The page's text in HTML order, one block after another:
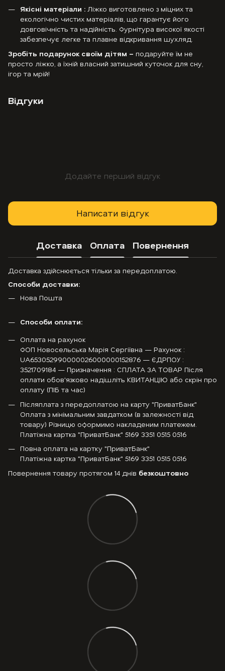
Якісні матеріали : Ліжко виготовлено з міцних та
екологічно чистих матеріалів, що гарантує його
довговічність та надійність. Фурнітура високої якості
забезпечує легке та плавне відкривання шухляд.
Зробіть подарунок своїм дітям – подаруйте їм не
просто ліжко, а їхній власний затишний куточок для сну,
ігор та мрій!
Відгуки
Додайте перший відгук
Написати відгук
Доставка Оплата Повернення
Доставка здійснюється тільки за передоплатою.
Способи доставки:
Нова Пошта
Способи оплати:
Оплата на рахунок
ФОП Новосельська Марія Сергіївна — Рахунок :
UA653052990000026000000152876 — ЄДРПОУ :
3521709184 — Призначення : СПЛАТА ЗА ТОВАР Після
оплати обов'язково надішліть КВИТАНЦІЮ або скрін про
оплату (ПІБ та час)
Післяплата з передоплатою на карту "ПриватБанк"
Оплата з мінімальним завдатком (в залежності від
товару) Різницю оформимо накладеним платежем.
Платіжна картка "ПриватБанк" 5169 3351 0515 0516
Повна оплата на картку "ПриватБанк"
Платіжна картка "ПриватБанк" 5169 3351 0515 0516
Повернення товару протягом 14 днів безкоштовно